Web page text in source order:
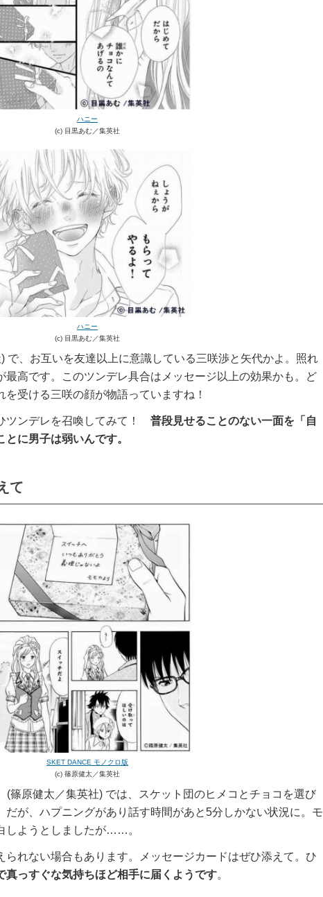
ハニー
(c) 目黒あむ／集英社
ハニー
(c) 目黒あむ／集英社
) で、お互いを友達以上に意識している三咲渉と矢代かよ。照れ
最高です。このツンデレ具合はメッセージ以上の効果かも。ど
受ける三咲の顔が物語っていますね！
ツンデレを召喚してみて！ 普段見せることのない一面を「自
に男子は弱いんです。
て
SKET DANCE モノクロ版
(c) 篠原健太／集英社
(篠原健太／集英社) では、スケット団のヒメコとチョコを選び
だが、ハプニングがあり話す時間があと5分しかない状況に。モ
しようとしましたが……。
られない場合もあります。メッセージカードはぜひ添えて。ひ
真っすぐな気持ちほど相手に届くようです。